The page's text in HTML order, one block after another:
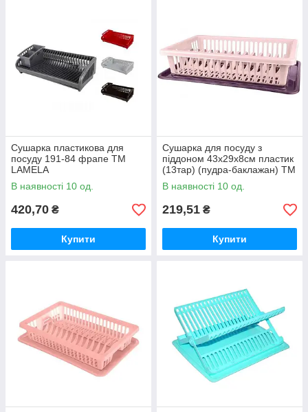
Сушарка пластикова для
посуду 191-84 фрапе ТМ
LAMELA
В наявності 10 од.
420,70 ₴
Купити
Сушарка для посуду з
піддоном 43х29х8см пластик
(13тар) (пудра-баклажан) ТМ
R-PLASTIC
В наявності 10 од.
219,51 ₴
Купити